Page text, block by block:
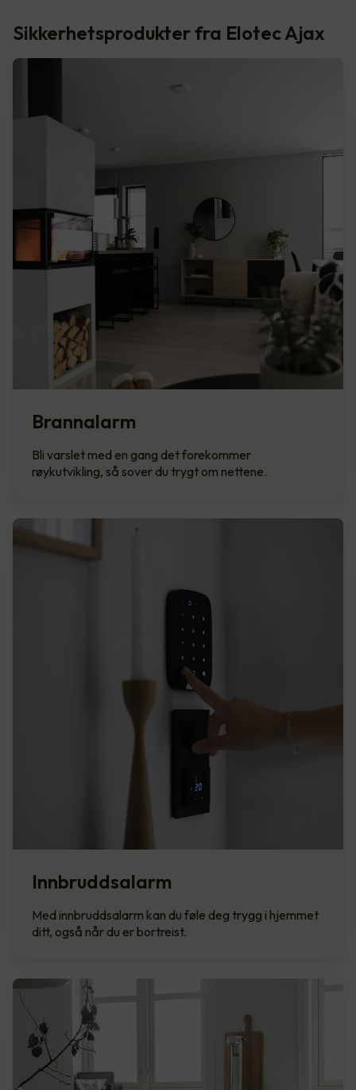
Sikkerhetsprodukter fra Elotec Ajax
Brannalarm
Bli varslet med en gang det forekommer
røykutvikling, så sover du trygt om nettene.
Innbruddsalarm
Med innbruddsalarm kan du føle deg trygg i hjemmet
ditt, også når du er bortreist.